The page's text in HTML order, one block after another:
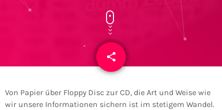
share
email
Von Papier über Floppy Disc zur CD, die Art und Weise wie
wir unsere Informationen sichern ist im stetigem Wandel.